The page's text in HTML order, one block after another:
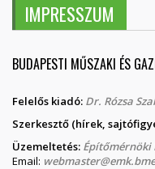
IMPRESSZUM
BUDAPESTI MŰSZAKI ÉS
Felelős kiadó: Dr. Rózsa
Szerkesztő (hírek,
Üzemeltetés:
Email: